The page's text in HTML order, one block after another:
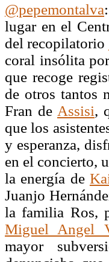
@pepemontalva
lugar en el
del recopilatorio
coral insólita
que recoge
de otros tantos
Fran de Assisi,
que los
y esperanza,
en el concierto,
la energía de
Juanjo
la familia Ros,
Miguel Angel
mayor